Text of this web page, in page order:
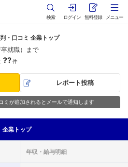
検索 ログイン 無料登録 メニュー
・口コミ 企業トップ
就職）まで
??件
レポート投稿
ミが追加されるとメールで通知します
企業 トップ
年収・ 給与明細